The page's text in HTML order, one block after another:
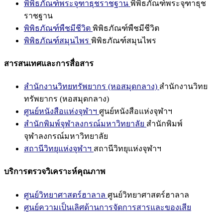
พิพิธภัณฑ์พระจุฑาธุชราชฐาน พิพิธภัณฑ์พระจุฑาธุช
ราชฐาน
พิพิธภัณฑ์พืชมีชีวิต พิพิธภัณฑ์พืชมีชีวิต
พิพิธภัณฑ์สมุนไพร พิพิธภัณฑ์สมุนไพร
สารสนเทศและการสื่อสาร
สำนักงานวิทยทรัพยากร (หอสมุดกลาง) สำนักงานวิทย
ทรัพยากร (หอสมุดกลาง)
ศูนย์หนังสือแห่งจุฬาฯ ศูนย์หนังสือแห่งจุฬาฯ
สำนักพิมพ์จุฬาลงกรณ์มหาวิทยาลัย สำนักพิมพ์
จุฬาลงกรณ์มหาวิทยาลัย
สถานีวิทยุแห่งจุฬาฯ สถานีวิทยุแห่งจุฬาฯ
บริการตรวจวิเคราะห์คุณภาพ
ศูนย์วิทยาศาสตร์ฮาลาล ศูนย์วิทยาศาสตร์ฮาลาล
ศูนย์ความเป็นเลิศด้านการจัดการสารและของเสีย